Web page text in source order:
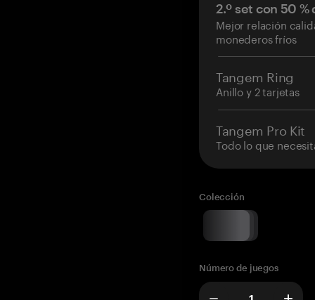
2.º set con 50
Mejor relación
monederos fríos
Tangem Ring
Anillo y 2 tarjetas
Tangem Pro Kit
Todo lo que
Colección
Número de juegos